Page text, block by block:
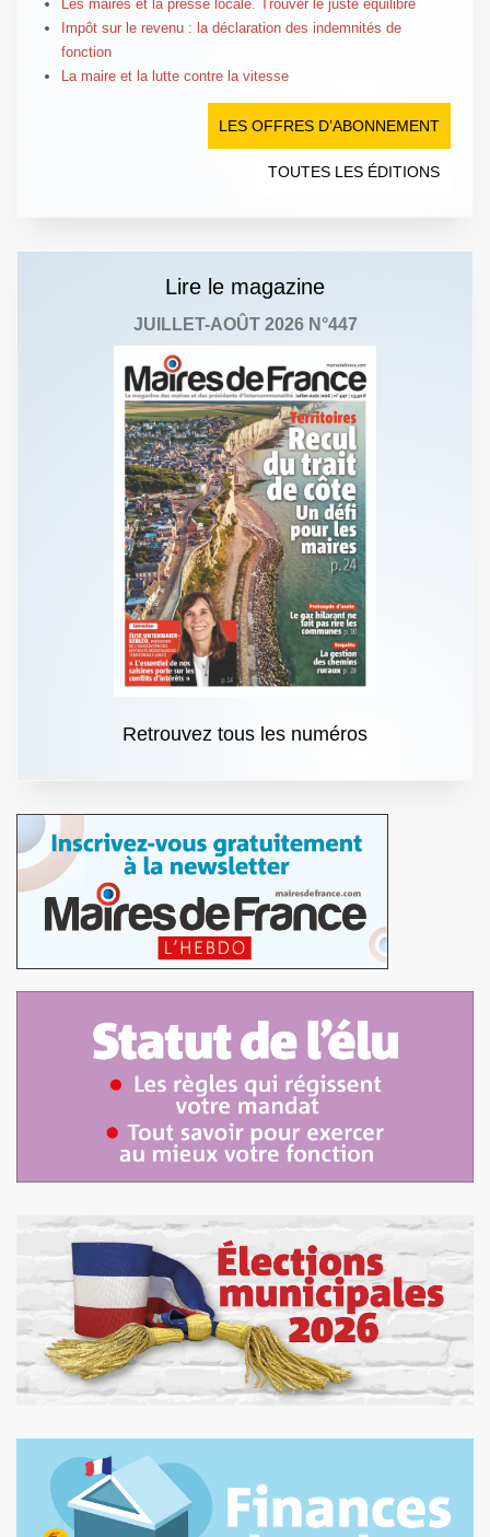
Les maires et la presse locale. Trouver le juste équilibre
Impôt sur le revenu : la déclaration des indemnités de
fonction
La maire et la lutte contre la vitesse
LES OFFRES D’ABONNEMENT
TOUTES LES ÉDITIONS
Lire le magazine
JUILLET-AOÛT 2026 N°447
Retrouvez tous les numéros